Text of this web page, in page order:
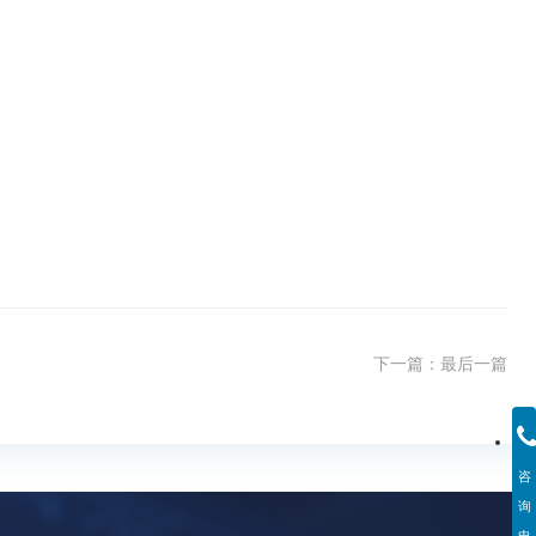
下一篇： 最后一篇

咨
询